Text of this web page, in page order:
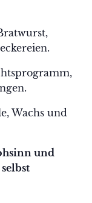
Wachs und
und